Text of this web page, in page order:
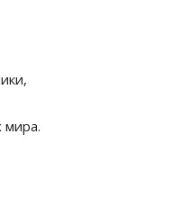
мира.